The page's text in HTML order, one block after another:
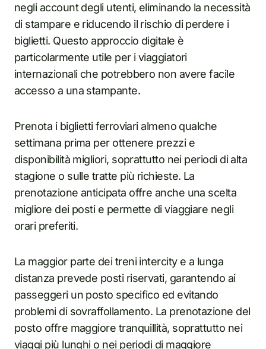
negli account degli utenti, eliminando la necessità
di stampare e riducendo il rischio di perdere i
biglietti. Questo approccio digitale è
particolarmente utile per i viaggiatori
internazionali che potrebbero non avere facile
accesso a una stampante.
Prenota i biglietti ferroviari almeno qualche
settimana prima per ottenere prezzi e
disponibilità migliori, soprattutto nei periodi di alta
stagione o sulle tratte più richieste. La
prenotazione anticipata offre anche una scelta
migliore dei posti e permette di viaggiare negli
orari preferiti.
La maggior parte dei treni intercity e a lunga
distanza prevede posti riservati, garantendo ai
passeggeri un posto specifico ed evitando
problemi di sovraffollamento. La prenotazione del
posto offre maggiore tranquillità, soprattutto nei
viaggi più lunghi o nei periodi di maggiore